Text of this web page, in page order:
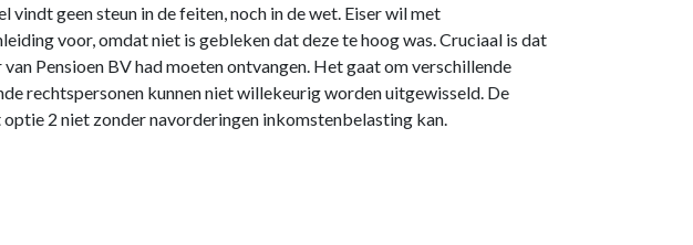
geen steun in de feiten, noch in de wet. Eiser wil met
voor, omdat niet is gebleken dat deze te hoog was. Cruciaal is dat
Pensioen BV had moeten ontvangen. Het gaat om verschillende
rechtspersonen kunnen niet willekeurig worden uitgewisseld. De
2 niet zonder navorderingen inkomstenbelasting kan.